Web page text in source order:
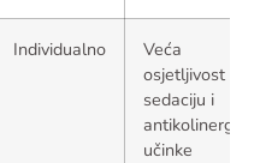
Individualno
Veća
osjetljivost na
sedaciju i
učinke